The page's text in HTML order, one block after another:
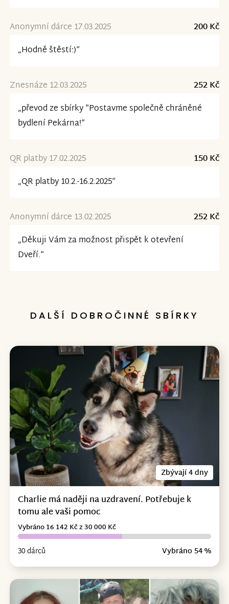
Anonymní dárce 17.03.2025
200 Kč
„Hodně štěstí:)“
Znesnáze 12.03.2025
252 Kč
„převod ze sbírky "Postavme společně chráněné
bydlení Pekárna!“
QR platby 17.02.2025
150 Kč
„QR platby 10.2.-16.2.2025“
Anonymní dárce 13.02.2025
252 Kč
„Děkuji Vám za možnost přispět k otevření
Dveří.“
DALŠÍ DOBROČINNÉ SBÍRKY
Zbývají 4 dny
Charlie má naději na uzdravení. Potřebuje k
tomu ale vaši pomoc
30 dárců Vybráno 54 %
Vybráno 16 142 Kč z 30 000 Kč